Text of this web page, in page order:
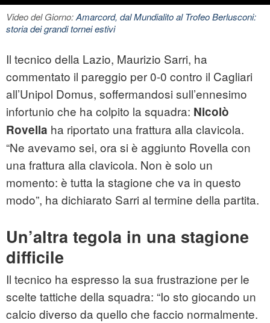
Video del Giorno:Amarcord, dal Mundialito al Trofeo Berlusconi:
storia dei grandi tornei estivi
Il tecnico della Lazio, Maurizio Sarri, ha
commentato il pareggio per 0-0 contro il Cagliari
all’Unipol Domus, soffermandosi sull’ennesimo
infortunio che ha colpito la squadra: Nicolò
Rovella ha riportato una frattura alla clavicola.
“Ne avevamo sei, ora si è aggiunto Rovella con
una frattura alla clavicola. Non è solo un
momento: è tutta la stagione che va in questo
modo”, ha dichiarato Sarri al termine della partita.
Un’altra tegola in una stagione
difficile
Il tecnico ha espresso la sua frustrazione per le
scelte tattiche della squadra: “Io sto giocando un
calcio diverso da quello che faccio normalmente.